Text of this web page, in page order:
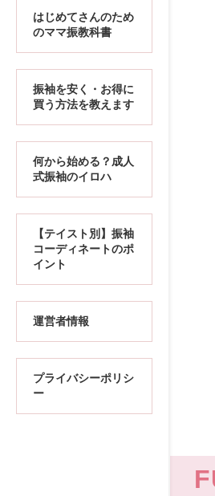
はじめてさんのため
のママ振教科書
振袖を安く・お得に
買う方法を教えます
何から始める？成人
式振袖のイロハ
【テイスト別】振袖
コーディネートのポ
イント
運営者情報
プライバシーポリシ
ー